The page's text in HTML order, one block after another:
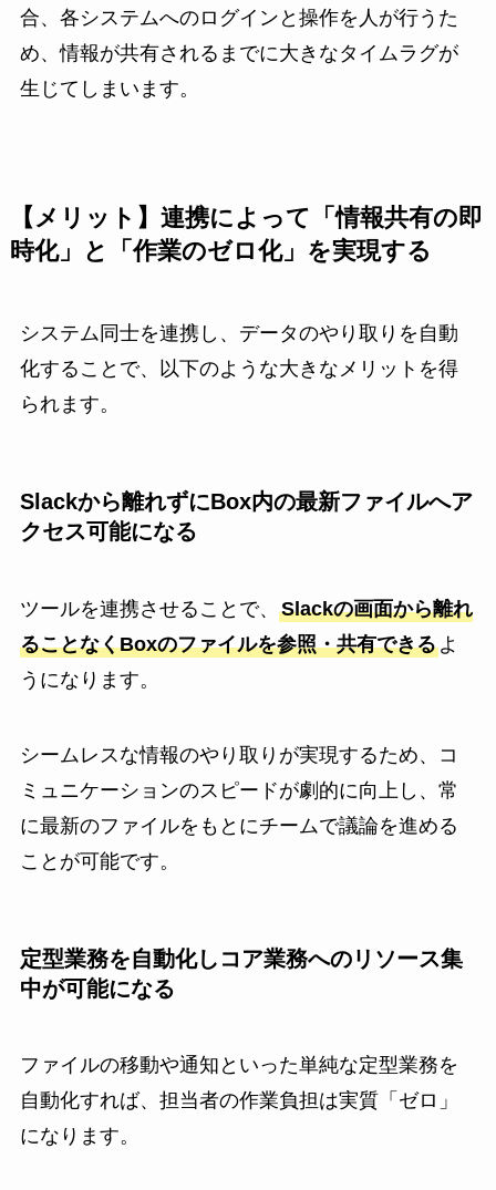
合、各システムへのログインと操作を人が行うた
め、情報が共有されるまでに大きなタイムラグが
生じてしまいます。
【メリット】連携によって「情報共有の即
時化」と「作業のゼロ化」を実現する
システム同士を連携し、データのやり取りを自動
化することで、以下のような大きなメリットを得
られます。
Slackから離れずにBox内の最新ファイルへア
クセス可能になる
ツールを連携させることで、 Slackの画面から離れ
ることなくBoxのファイルを参照・共有できるよ
うになります。
シームレスな情報のやり取りが実現するため、コ
ミュニケーションのスピードが劇的に向上し、常
に最新のファイルをもとにチームで議論を進める
ことが可能です。
定型業務を自動化しコア業務へのリソース集
中が可能になる
ファイルの移動や通知といった単純な定型業務を
自動化すれば、担当者の作業負担は実質「ゼロ」
になります。